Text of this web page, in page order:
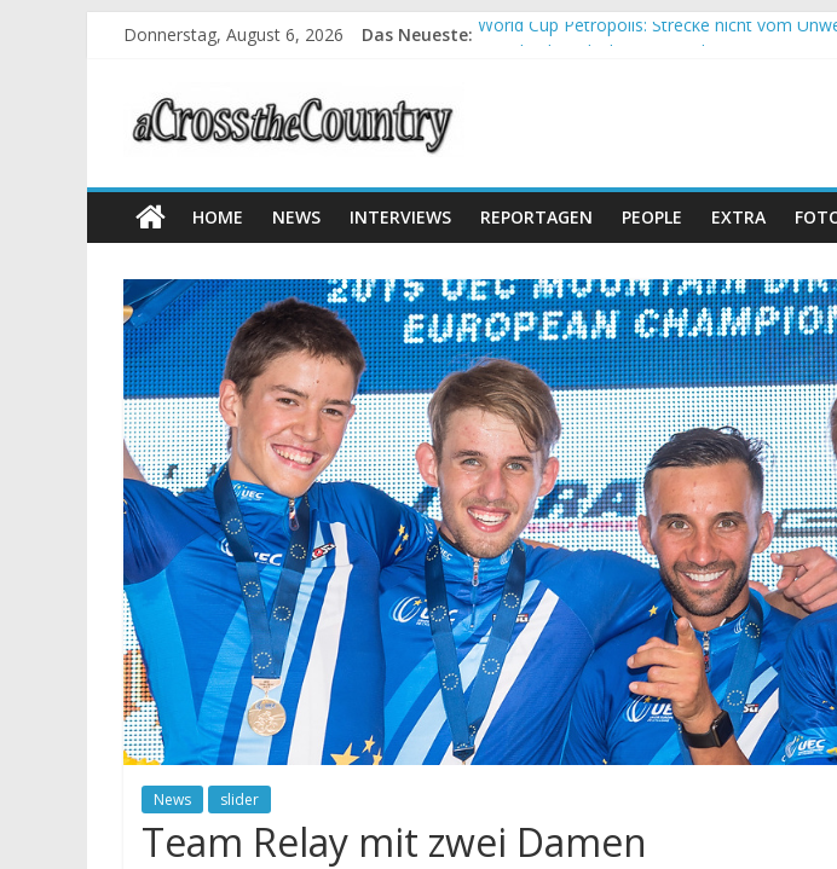
Donnerstag, August 6, 2026 Das Neueste: World Cup Petropolis: Strecke nicht vom
HOME NEWS INTERVIEWS REPORTAGEN PEOPLE EXTRA
News slider
Team Relay mit zwei Damen